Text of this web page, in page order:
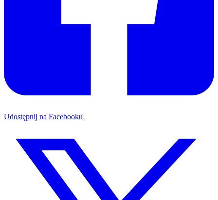
Udostępnij na Facebooku